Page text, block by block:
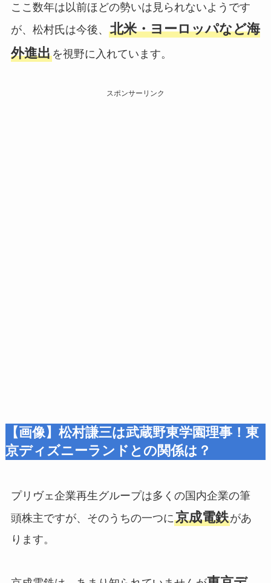
ここ数年は以前ほどの勢いは見られないようです
が、松村氏は今後、 北米・ヨーロッパなど海
外進出を視野に入れています。
スポンサーリンク
【画像】松村謙三は武蔵野東学園理事！東
京ディズニーランドとの関係は？
プリヴェ企業再生グループは多くの国内企業の筆
頭株主ですが、そのうちの一つに京成電鉄があ
ります。